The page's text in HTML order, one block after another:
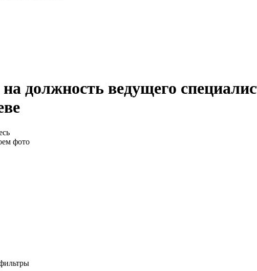
должность ведущего
фото